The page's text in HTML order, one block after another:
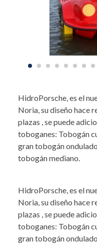
HidroPorsche, es el
Noria, su diseño hace
plazas , se puede
toboganes: Tobogán
gran tobogán
tobogán mediano.
HidroPorsche, es el
Noria, su diseño hace
plazas , se puede
toboganes: Tobogán
gran tobogán